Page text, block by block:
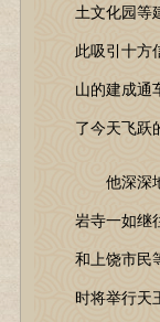
土文化园等
此吸引十方
山的建成通
了今天飞跃
他深深地
岩寺一如继
和上饶市民
时将举行天